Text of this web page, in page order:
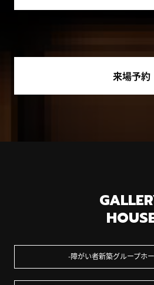
来場予約
障がい者新築グループホ